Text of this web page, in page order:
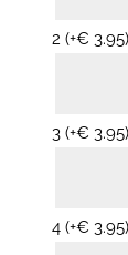
2 (+€ 3.95)
3 (+€ 3.95)
4 (+€ 3.95)